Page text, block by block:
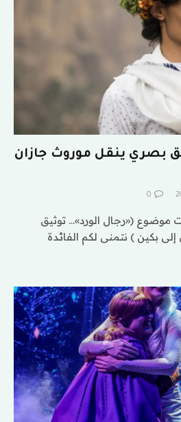
بصري ينقل موروث جازان
0
موضوع («رجال الورد»… توثيق
بكين ) نتمنى لكم الفائدة